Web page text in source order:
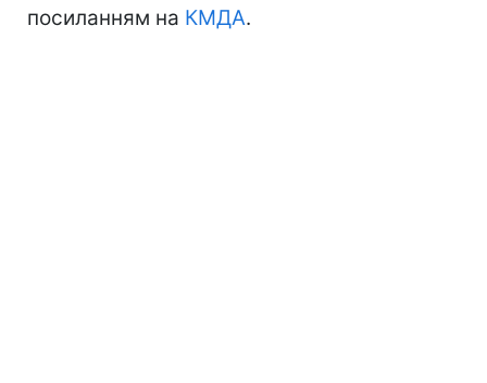
посиланням на КМДА.